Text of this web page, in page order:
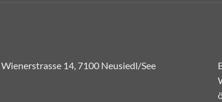
Wienerstrasse 14, 7100 Neusiedl/See